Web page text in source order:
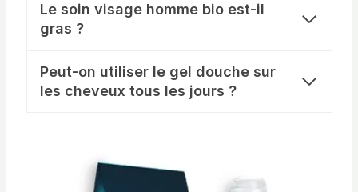
Le soin visage homme bio est-il
gras ?
Peut-on utiliser le gel douche sur
les cheveux tous les jours ?